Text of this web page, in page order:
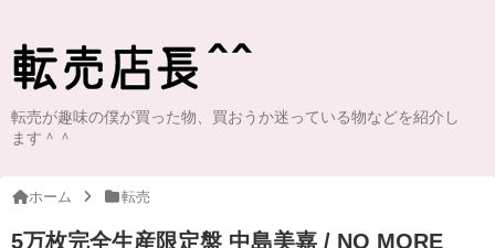
転売が趣味の僕が買った物、買おうか迷っている物などを紹介し
ます＾＾
ホーム 転売
5万枚完全生産限定盤 中島美嘉 / NO MORE